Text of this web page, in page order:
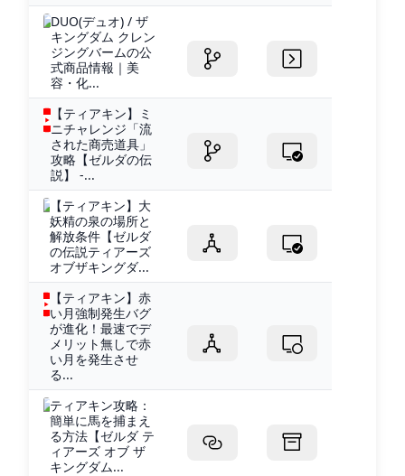
DUO(デュオ) / ザ
キングダム クレン
ジングバームの公
式商品情報｜美
容・化...
【ティアキン】ミ
ニチャレンジ「流
された商売道具」
攻略【ゼルダの伝
説】 -...
【ティアキン】大
妖精の泉の場所と
解放条件【ゼルダ
の伝説ティアーズ
オブザキングダ...
【ティアキン】赤
い月強制発生バグ
が進化！最速でデ
メリット無しで赤
い月を発生させ
る...
ティアキン攻略：
簡単に馬を捕まえ
る方法【ゼルダ テ
ィアーズ オブ ザ
キングダム...